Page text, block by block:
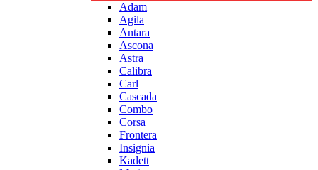
Adam
Agila
Antara
Ascona
Astra
Calibra
Carl
Cascada
Combo
Corsa
Frontera
Insignia
Kadett